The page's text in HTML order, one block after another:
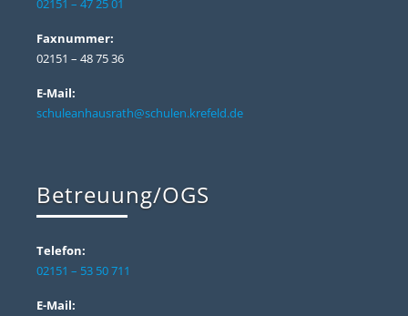
02151 – 47 25 01
Faxnummer:
02151 – 48 75 36
E-Mail:
schuleanhausrath@schulen.krefeld.de
Betreuung/OGS
Telefon:
02151 – 53 50 711
E-Mail: